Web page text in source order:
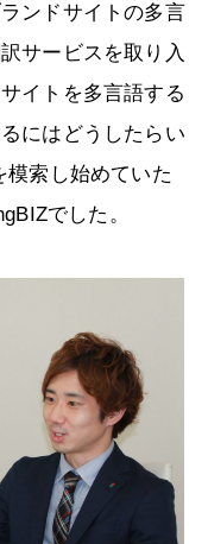
ンドサイトの多言
サービスを取り入
イトを多言語する
にはどうしたらい
模索し始めていた
でした。